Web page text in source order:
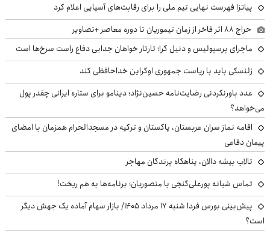
پیاتزا فهرست نهایی تیم ملی را برای رقابت‌های آسیایی اعلام کرد
حراج ۸۸ اثر فاخر از زمان تیموریان تا دوره معاصر +تصاویر
ماجرای پرسپولیس و دنیل گرا؛ تارتار خواهان جدایی دفاع راست سرخ‌ها است
زلنسکی باید با ریاست جمهوری اوکراین خداحافظی کند
عدد باورنکردنی رضایت‌نامه حسین‌نژاد؛ دینامو برای ستاره ایرانی چقدر پول
می‌خواهد؟
اقامه نماز سران عربستان، پاکستان و ترکیه در مسجدالحرام همزمان با امضای
پیمان دفاعی
تالاب بیشه دالان، پناهگاه پرندگان مهاجر
تماس شبانه پورعلی‌گنجی با منصوریان؛ برنامه‌ها به هم ریخت!
پیش‌بینی بورس فردا شنبه ۱۷ مرداد ۱۴۰۵/ بازار سهام آماده یک جهش دیگر
است؟